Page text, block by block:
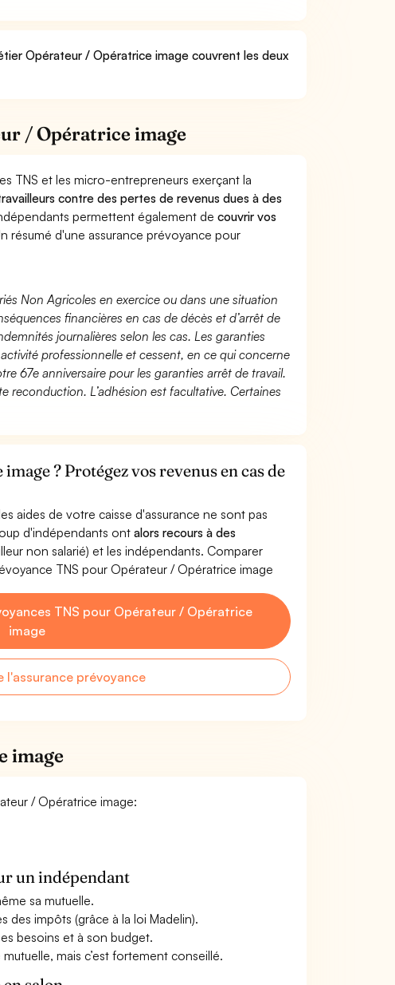
Opérateur / Opératrice image couvrent les deux
/ Opératrice image
TNS et les micro-entrepreneurs exerçant la
contre des pertes de revenus dues à des
permettent également decouvrir vos
résumé d'une assurance prévoyance pour
Non Agricoles en exercice ou dans une situation
financières en cas de décès et d’arrêt de
journalières selon les cas. Les garanties
professionnelle et cessent, en ce qui concerne
67e anniversaire pour les garanties arrêt de travail.
reconduction. L’adhésion est facultative. Certaines
? Protégez vos revenus en cas de
aides de votre caisse d'assurance ne sont pas
d'indépendants ont alors recours à des
non salarié) et les indépendants. Comparer
TNS pour Opérateur / Opératrice image
TNS pour Opérateur / Opératrice
image
l'assurance prévoyance
image
/ Opératrice image:
un indépendant
sa mutuelle.
des impôts (grâce à la loi Madelin).
besoins et à son budget.
mais c’est fortement conseillé.